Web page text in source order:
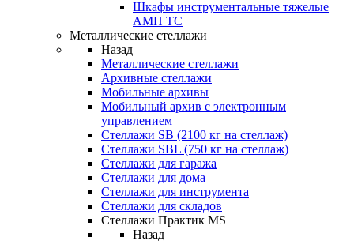
Шкафы инструментальные тяжелые
AMH TC
Металлические стеллажи
Назад
Металлические стеллажи
Архивные стеллажи
Мобильные архивы
Мобильный архив с электронным
управлением
Стеллажи SB (2100 кг на стеллаж)
Стеллажи SBL (750 кг на стеллаж)
Стеллажи для гаража
Стеллажи для дома
Стеллажи для инструмента
Стеллажи для складов
Стеллажи Практик MS
Назад